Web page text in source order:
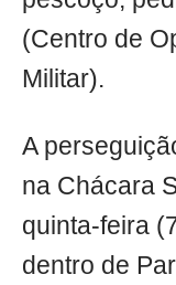
(Centro de
Militar).
A
na Chácara
quinta-feira
dentro de